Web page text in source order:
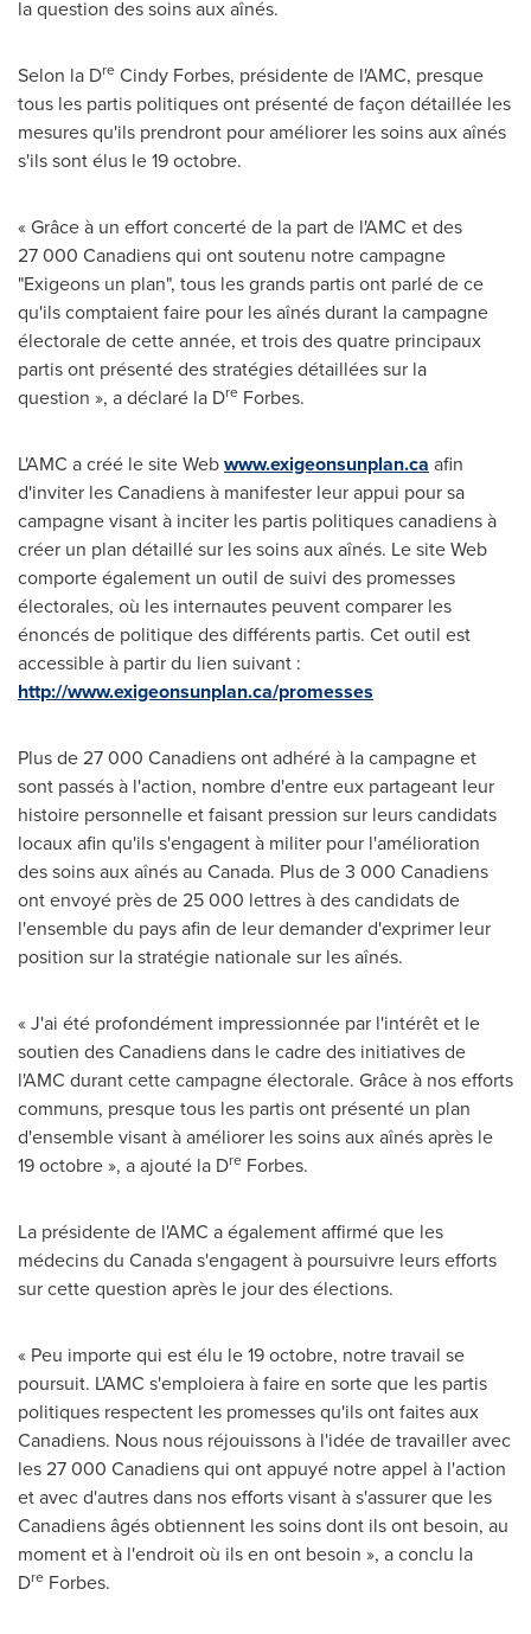
la question des soins aux aînés.
Selon la Dre Cindy Forbes, présidente de l'AMC, presque
tous les partis politiques ont présenté de façon détaillée les
mesures qu'ils prendront pour améliorer les soins aux aînés
s'ils sont élus le 19 octobre.
« Grâce à un effort concerté de la part de l'AMC et des
27 000 Canadiens qui ont soutenu notre campagne
"Exigeons un plan", tous les grands partis ont parlé de ce
qu'ils comptaient faire pour les aînés durant la campagne
électorale de cette année, et trois des quatre principaux
partis ont présenté des stratégies détaillées sur la
question », a déclaré la Dre Forbes.
L'AMC a créé le site Webwww.exigeonsunplan.ca afin
d'inviter les Canadiens à manifester leur appui pour sa
campagne visant à inciter les partis politiques canadiens à
créer un plan détaillé sur les soins aux aînés. Le site Web
comporte également un outil de suivi des promesses
électorales, où les internautes peuvent comparer les
énoncés de politique des différents partis. Cet outil est
accessible à partir du lien suivant :
http://www.exigeonsunplan.ca/promesses
Plus de 27 000 Canadiens ont adhéré à la campagne et
sont passés à l'action, nombre d'entre eux partageant leur
histoire personnelle et faisant pression sur leurs candidats
locaux afin qu'ils s'engagent à militer pour l'amélioration
des soins aux aînés au Canada. Plus de 3 000 Canadiens
ont envoyé près de 25 000 lettres à des candidats de
l'ensemble du pays afin de leur demander d'exprimer leur
position sur la stratégie nationale sur les aînés.
« J'ai été profondément impressionnée par l'intérêt et le
soutien des Canadiens dans le cadre des initiatives de
l'AMC durant cette campagne électorale. Grâce à nos efforts
communs, presque tous les partis ont présenté un plan
d'ensemble visant à améliorer les soins aux aînés après le
19 octobre », a ajouté la Dre Forbes.
La présidente de l'AMC a également affirmé que les
médecins du Canadas'engagent à poursuivre leurs efforts
sur cette question après le jour des élections.
« Peu importe qui est élu le 19 octobre, notre travail se
poursuit. L'AMC s'emploiera à faire en sorte que les partis
politiques respectent les promesses qu'ils ont faites aux
Canadiens. Nous nous réjouissons à l'idée de travailler avec
les 27 000 Canadiens qui ont appuyé notre appel à l'action
et avec d'autres dans nos efforts visant à s'assurer que les
Canadiens âgés obtiennent les soins dont ils ont besoin, au
moment et à l'endroit où ils en ont besoin », a conclu la
Dre Forbes.